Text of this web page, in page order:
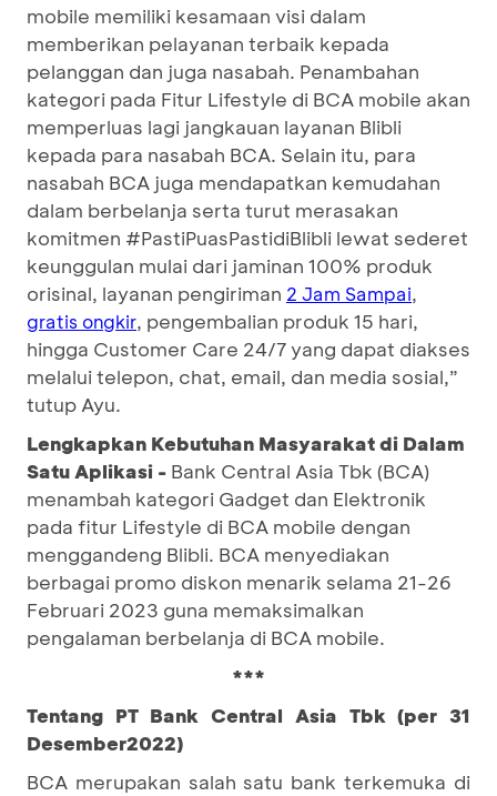
mobile memiliki kesamaan visi dalam
memberikan pelayanan terbaik kepada
pelanggan dan juga nasabah. Penambahan
kategori pada Fitur Lifestyle di BCA mobile akan
memperluas lagi jangkauan layanan Blibli
kepada para nasabah BCA. Selain itu, para
nasabah BCA juga mendapatkan kemudahan
dalam berbelanja serta turut merasakan
komitmen #PastiPuasPastidiBlibli lewat sederet
keunggulan mulai dari jaminan 100% produk
orisinal, layanan pengiriman 2 Jam Sampai,
gratis ongkir, pengembalian produk 15 hari,
hingga Customer Care 24/7 yang dapat diakses
melalui telepon, chat, email, dan media sosial,”
tutup Ayu.
Lengkapkan Kebutuhan Masyarakat di Dalam
Satu Aplikasi - Bank Central Asia Tbk (BCA)
menambah kategori Gadget dan Elektronik
pada fitur Lifestyle di BCA mobile dengan
menggandeng Blibli. BCA menyediakan
berbagai promo diskon menarik selama 21-26
Februari 2023 guna memaksimalkan
pengalaman berbelanja di BCA mobile.
***
Tentang PT Bank Central Asia Tbk (per 31
Desember2022)
BCA merupakan salah satu bank terkemuka di